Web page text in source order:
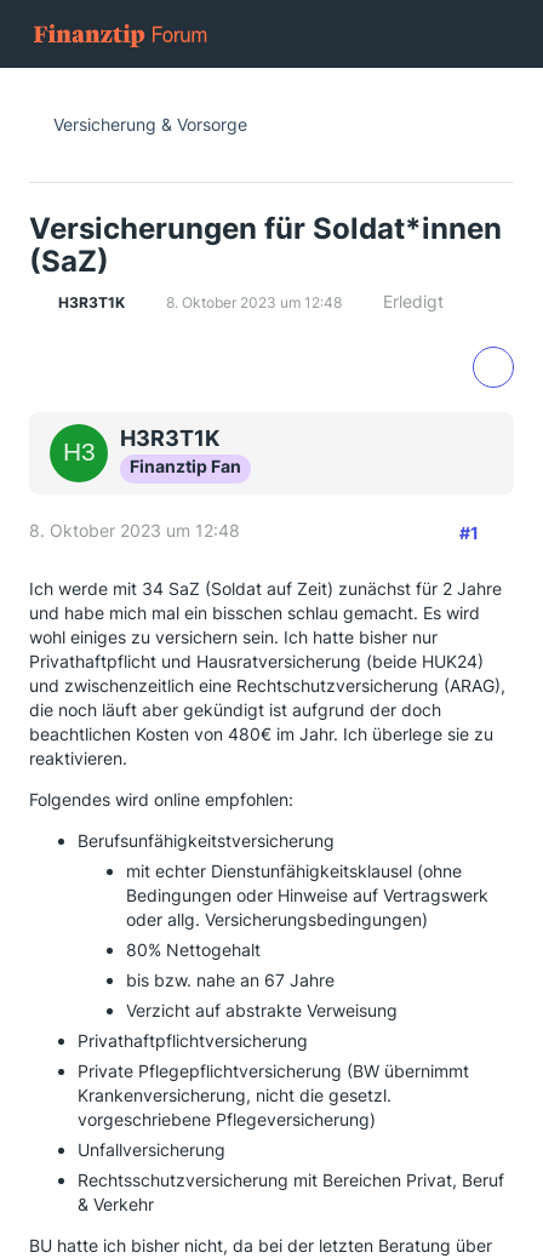
Versicherung & Vorsorge
Versicherungen für Soldat*innen
(SaZ)
H3R3T1K 8. Oktober 2023 um 12:48 Erledigt
H3R3T1K
Finanztip Fan
8. Oktober 2023 um 12:48 #1
Ich werde mit 34 SaZ (Soldat auf Zeit) zunächst für 2 Jahre
und habe mich mal ein bisschen schlau gemacht. Es wird
wohl einiges zu versichern sein. Ich hatte bisher nur
Privathaftpflicht und Hausratversicherung (beide HUK24)
und zwischenzeitlich eine Rechtschutzversicherung (ARAG),
die noch läuft aber gekündigt ist aufgrund der doch
beachtlichen Kosten von 480€ im Jahr. Ich überlege sie zu
reaktivieren.
Folgendes wird online empfohlen:
Berufsunfähigkeitstversicherung
mit echter Dienstunfähigkeitsklausel (ohne
Bedingungen oder Hinweise auf Vertragswerk
oder allg. Versicherungsbedingungen)
80% Nettogehalt
bis bzw. nahe an 67 Jahre
Verzicht auf abstrakte Verweisung
Privathaftpflichtversicherung
Private Pflegepflichtversicherung (BW übernimmt
Krankenversicherung, nicht die gesetzl.
vorgeschriebene Pflegeversicherung)
Unfallversicherung
Rechtsschutzversicherung mit Bereichen Privat, Beruf
& Verkehr
BU hatte ich bisher nicht, da bei der letzten Beratung über